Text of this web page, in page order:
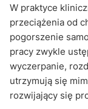
W praktyce
przeciążenia od
pogorszenie
pracy zwykle
wyczerpanie,
utrzymują się
rozwijający się